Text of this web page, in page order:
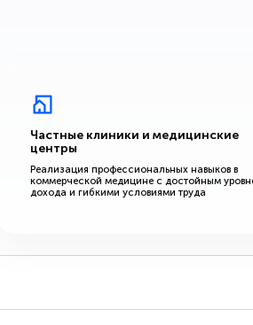
Частные клиники и медицинские
центры
Реализация профессиональных навыков в
коммерческой медицине с достойным
дохода и гибкими условиями труда